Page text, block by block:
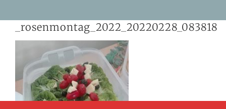
_rosenmontag_2022_20220228_083818